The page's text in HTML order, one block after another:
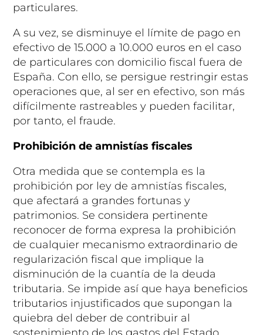
particulares.
A su vez, se disminuye el límite de pago en
efectivo de 15.000 a 10.000 euros en el caso
de particulares con domicilio fiscal fuera de
España. Con ello, se persigue restringir estas
operaciones que, al ser en efectivo, son más
difícilmente rastreables y pueden facilitar,
por tanto, el fraude.
Prohibición de amnistías fiscales
Otra medida que se contempla es la
prohibición por ley de amnistías fiscales,
que afectará a grandes fortunas y
patrimonios. Se considera pertinente
reconocer de forma expresa la prohibición
de cualquier mecanismo extraordinario de
regularización fiscal que implique la
disminución de la cuantía de la deuda
tributaria. Se impide así que haya beneficios
tributarios injustificados que supongan la
quiebra del deber de contribuir al